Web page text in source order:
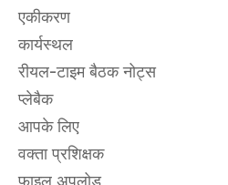
एकीकरण
कार्यस्थल
रीयल-टाइम बैठक नोट्स
प्लेबैक
आपके लिए
वक्ता प्रशिक्षक
फाइल अपलोड